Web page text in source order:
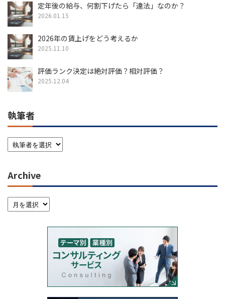
定年後の給与、何割下げたら「違法」なのか？
2026.01.15
2026年の賃上げをどう考えるか
2025.11.10
評価ランク決定は絶対評価？相対評価？
2025.12.04
執筆者
Archive